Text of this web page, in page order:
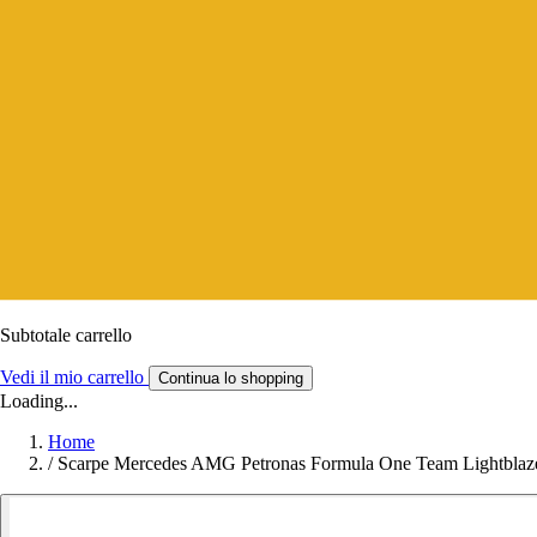
Subtotale carrello
Vedi il mio carrello Continua lo shopping
Loading...
Home
/ Scarpe Mercedes AMG Petronas Formula One Team